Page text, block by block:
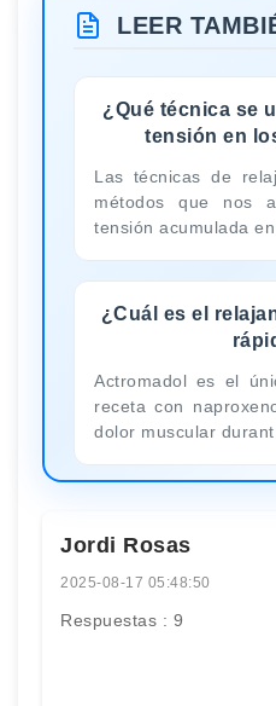
LEER
¿Qué técnica se
tensión en
Las técnicas de
métodos que nos
tensión acumulada
¿Cuál es el
Actromadol es el
receta con
dolor muscular durant
Jordi Rosas
2025-08-17 05:48:50
Respuestas : 9